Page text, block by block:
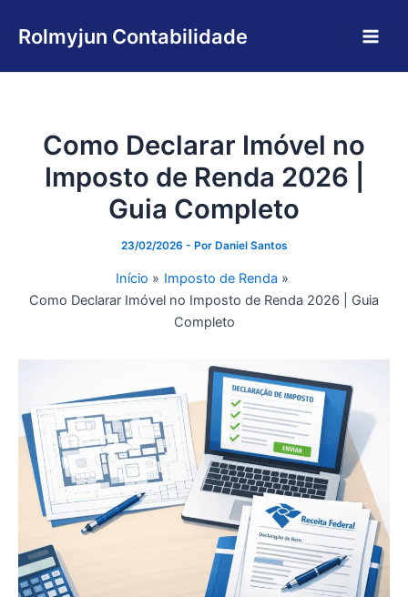
para
conteúdo
Rolmyjun Contabilidade
Como Declarar Imóvel no
Imposto de Renda 2026 |
Guia Completo
23/02/2026 - Por Daniel Santos
Início
Imposto de Renda
Como Declarar Imóvel no Imposto de Renda 2026 | Guia
Completo